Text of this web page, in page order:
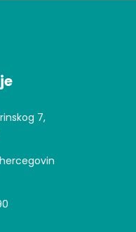
7,